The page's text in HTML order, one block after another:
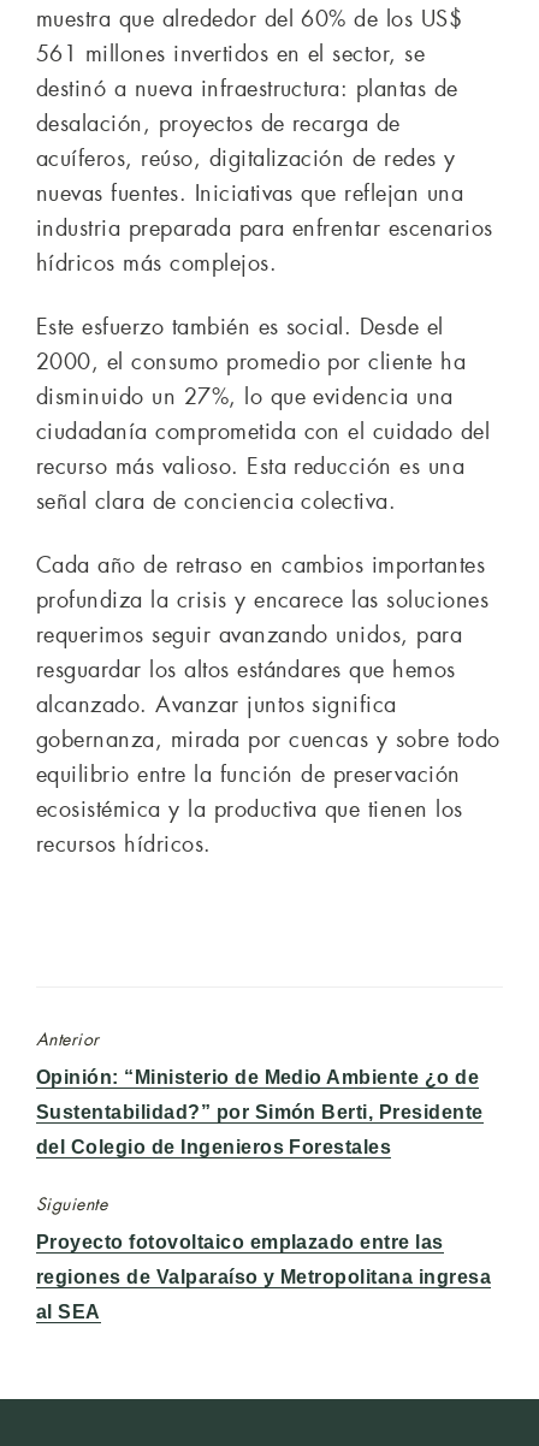
muestra que alrededor del 60% de los US$
561 millones invertidos en el sector, se
destinó a nueva infraestructura: plantas de
desalación, proyectos de recarga de
acuíferos, reúso, digitalización de redes y
nuevas fuentes. Iniciativas que reflejan una
industria preparada para enfrentar escenarios
hídricos más complejos.
Este esfuerzo también es social. Desde el
2000, el consumo promedio por cliente ha
disminuido un 27%, lo que evidencia una
ciudadanía comprometida con el cuidado del
recurso más valioso. Esta reducción es una
señal clara de conciencia colectiva.
Cada año de retraso en cambios importantes
profundiza la crisis y encarece las soluciones
requerimos seguir avanzando unidos, para
resguardar los altos estándares que hemos
alcanzado. Avanzar juntos significa
gobernanza, mirada por cuencas y sobre todo
equilibrio entre la función de preservación
ecosistémica y la productiva que tienen los
recursos hídricos.
Anterior
Entrada
anterior:
Opinión: “Ministerio de Medio Ambiente ¿o de
Sustentabilidad?” por Simón Berti, Presidente
del Colegio de Ingenieros Forestales
Siguiente
Entrada
siguiente:
Proyecto fotovoltaico emplazado entre las
regiones de Valparaíso y Metropolitana ingresa
al SEA